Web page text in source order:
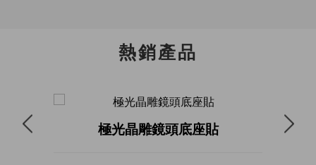
熱銷產品
極光晶雕鏡頭底座貼